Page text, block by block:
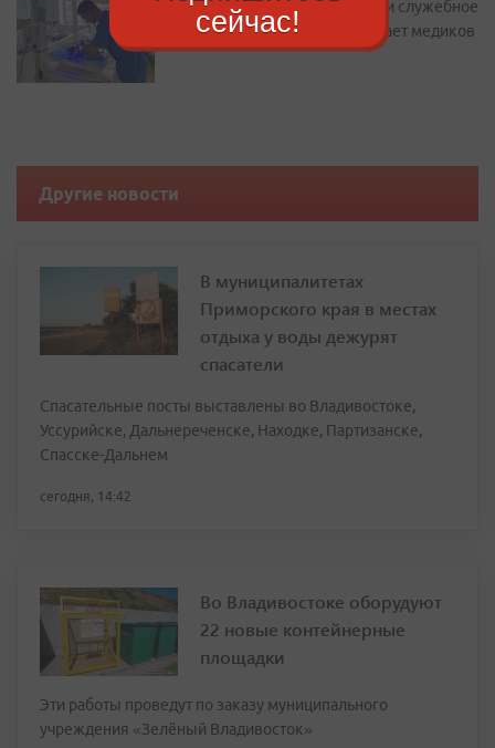
Подъемные до 2 миллионов и служебное
жилье: как Находка привлекает медиков
Другие новости
В муниципалитетах
Приморского края в местах
отдыха у воды дежурят
спасатели
Спасательные посты выставлены во Владивостоке,
Уссурийске, Дальнереченске, Находке, Партизанске,
Спасске-Дальнем
сегодня, 14:42
Во Владивостоке оборудуют
22 новые контейнерные
площадки
Эти работы проведут по заказу муниципального
учреждения «Зелёный Владивосток»
сейчас!